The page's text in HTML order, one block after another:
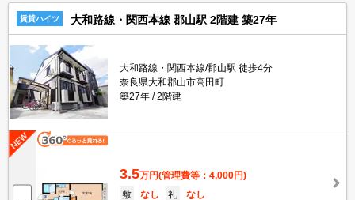
実のお部屋♪
賃貸ハイツ 大和路線・関西本線 郡山駅 2階建 築27年
大和路線・関西本線/郡山駅 徒歩4分
奈良県大和郡山市高田町
築27年
2階建
3.5万円(管理費等：4,000円)
敷
なし 礼
なし